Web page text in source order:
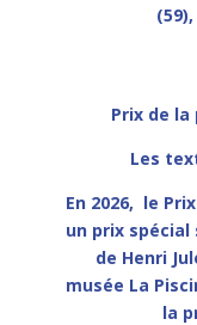
Prix de
Les
En 2026, le
un prix spécial
de Henri
musée La
la